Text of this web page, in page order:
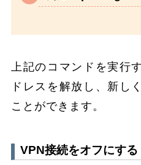
上記のコマンドを実行
ドレスを解放し、新し
ことができます。
VPN接続をオフにする